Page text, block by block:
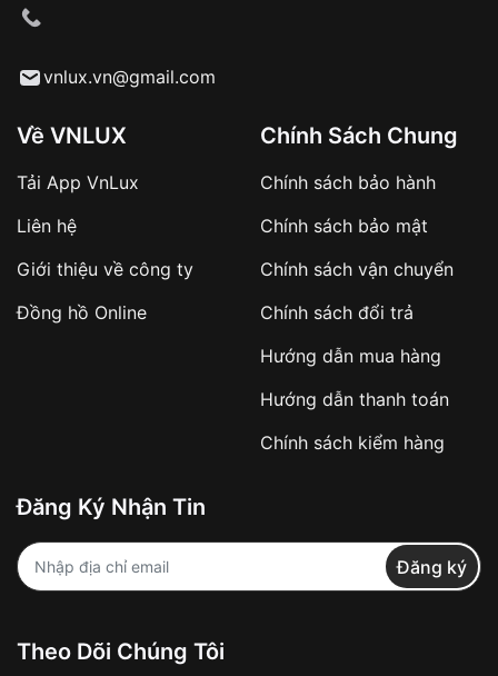
vnlux.vn@gmail.com
Về VNLUX
Tải App VnLux
Liên hệ
Giới thiệu về công ty
Đồng hồ Online
Chính Sách Chung
Chính sách bảo hành
Chính sách bảo mật
Chính sách vận chuyển
Chính sách đổi trả
Hướng dẫn mua hàng
Hướng dẫn thanh toán
Chính sách kiểm hàng
Đăng Ký Nhận Tin
Đăng ký
Theo Dõi Chúng Tôi